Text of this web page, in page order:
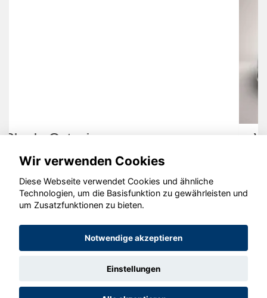
Volkswagen T-Roc
© konjunkturmotor.de GmbH 2020 - 2026
Wir verwenden Cookies
Diese Webseite verwendet Cookies und ähnliche
Technologien, um die Basisfunktion zu gewährleisten und
um Zusatzfunktionen zu bieten.
Notwendige akzeptieren
Einstellungen